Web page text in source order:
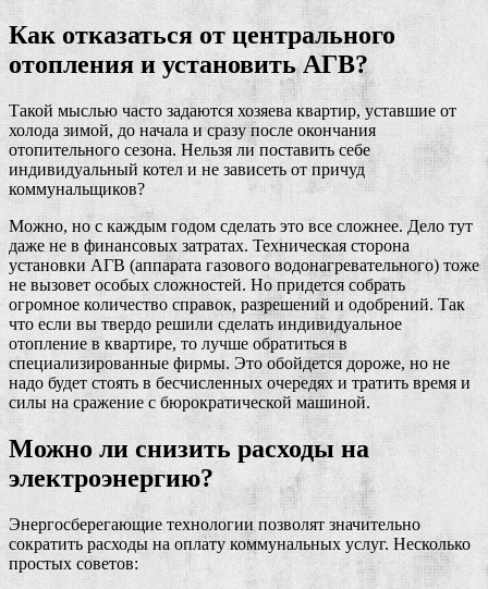
Как отказаться от центрального
отопления и установить АГВ?
Такой мыслью часто задаются хозяева квартир, уставшие от
холода зимой, до начала и сразу после окончания
отопительного сезона. Нельзя ли поставить себе
индивидуальный котел и не зависеть от причуд
коммунальщиков?
Можно, но с каждым годом сделать это все сложнее. Дело тут
даже не в финансовых затратах. Техническая сторона
установки АГВ (аппарата газового водонагревательного) тоже
не вызовет особых сложностей. Но придется собрать
огромное количество справок, разрешений и одобрений. Так
что если вы твердо решили сделать индивидуальное
отопление в квартире, то лучше обратиться в
специализированные фирмы. Это обойдется дороже, но не
надо будет стоять в бесчисленных очередях и тратить время и
силы на сражение с бюрократической машиной.
Можно ли снизить расходы на
электроэнергию?
Энергосберегающие технологии позволят значительно
сократить расходы на оплату коммунальных услуг. Несколько
простых советов: